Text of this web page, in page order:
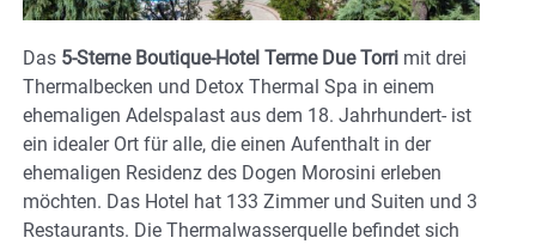
Das 5-Sterne Boutique-Hotel Terme Due Torri mit drei
Thermalbecken und Detox Thermal Spa in einem
ehemaligen Adelspalast aus dem 18. Jahrhundert- ist
ein idealer Ort für alle, die einen Aufenthalt in der
ehemaligen Residenz des Dogen Morosini erleben
möchten. Das Hotel hat 133 Zimmer und Suiten und 3
Restaurants. Die Thermalwasserquelle befindet sich